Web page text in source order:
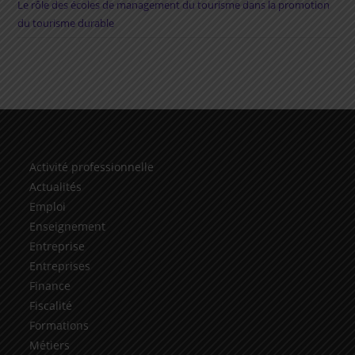
Le rôle des écoles de management du tourisme dans la promotion
du tourisme durable
Activité professionnelle
Actualités
Emploi
Enseignement
Entreprise
Entreprises
Finance
Fiscalité
Formations
Métiers